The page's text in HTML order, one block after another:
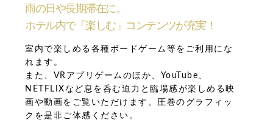
雨の日や長期滞在に。
ホテル内で「楽しむ」コンテンツが充実！
室内で楽しめる各種ボードゲーム等をご利用にな
れます。
また、VRアプリゲームのほか、YouTube、
NETFLIXなど息を呑む迫力と臨場感が楽しめる映
画や動画をご覧いただけます。圧巻のグラフィッ
クを是非ご体感ください。